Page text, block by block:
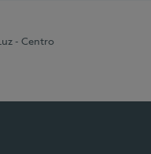
- Centro